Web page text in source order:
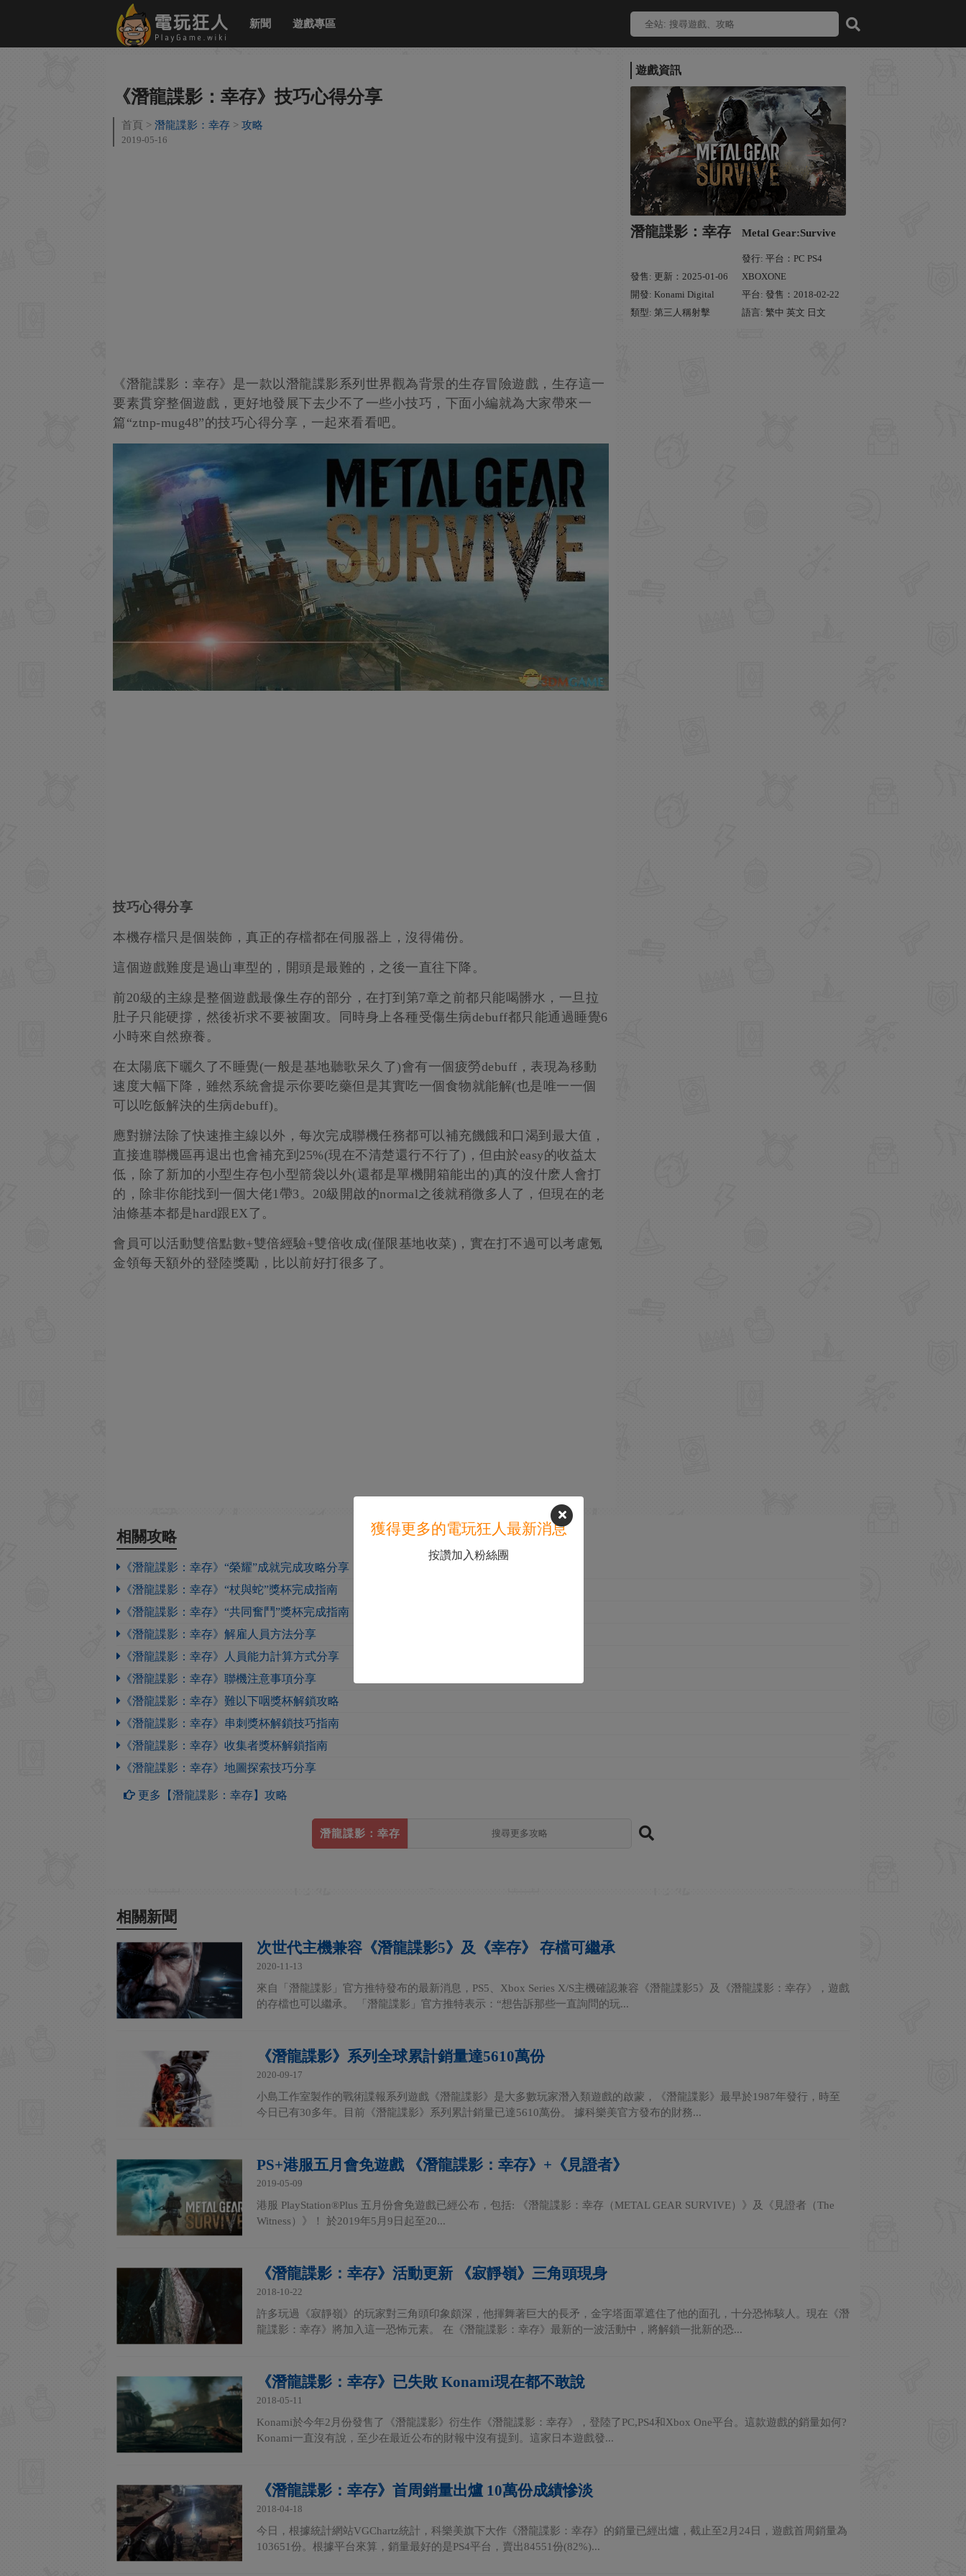
新聞 遊戲專區
遊戲資訊
潛龍諜影：幸存 Metal Gear:Survive
發售: 更新：2025-01-06
發行: 平台：PC PS4
XBOXONE
開發: Konami Digital
平台: 發售：2018-02-22
類型: 第三人稱射擊
語言: 繁中 英文 日文
《潛龍諜影：幸存》技巧心得分享
首頁 潛龍諜影：幸存 攻略
2019-05-16
《潛龍諜影：幸存》是一款以潛龍諜影系列世界觀為背景的生存冒險遊戲，生存這一
要素貫穿整個遊戲，更好地發展下去少不了一些小技巧，下面小編就為大家帶來一
篇“ztnp-mug48”的技巧心得分享，一起來看看吧。
技巧心得分享
本機存檔只是個裝飾，真正的存檔都在伺服器上，沒得備份。
這個遊戲難度是過山車型的，開頭是最難的，之後一直往下降。
前20級的主線是整個遊戲最像生存的部分，在打到第7章之前都只能喝髒水，一旦拉
肚子只能硬撐，然後祈求不要被圍攻。同時身上各種受傷生病debuff都只能通過睡覺6
小時來自然療養。
在太陽底下曬久了不睡覺(一般是基地聽歌呆久了)會有一個疲勞debuff，表現為移動
速度大幅下降，雖然系統會提示你要吃藥但是其實吃一個食物就能解(也是唯一一個
可以吃飯解決的生病debuff)。
應對辦法除了快速推主線以外，每次完成聯機任務都可以補充饑餓和口渴到最大值，
直接進聯機區再退出也會補充到25%(現在不清楚還行不行了)，但由於easy的收益太
低，除了新加的小型生存包小型箭袋以外(還都是單機開箱能出的)真的沒什麽人會打
的，除非你能找到一個大佬1帶3。20級開啟的normal之後就稍微多人了，但現在的老
油條基本都是hard跟EX了。
會員可以活動雙倍點數+雙倍經驗+雙倍收成(僅限基地收菜)，實在打不過可以考慮氪
金領每天額外的登陸獎勵，比以前好打很多了。
相關攻略
《潛龍諜影：幸存》“榮耀”成就完成攻略分享
《潛龍諜影：幸存》“杖與蛇”獎杯完成指南
《潛龍諜影：幸存》“共同奮鬥”獎杯完成指南
《潛龍諜影：幸存》解雇人員方法分享
《潛龍諜影：幸存》人員能力計算方式分享
《潛龍諜影：幸存》聯機注意事項分享
《潛龍諜影：幸存》難以下咽獎杯解鎖攻略
《潛龍諜影：幸存》串刺獎杯解鎖技巧指南
《潛龍諜影：幸存》收集者獎杯解鎖指南
《潛龍諜影：幸存》地圖探索技巧分享
更多【潛龍諜影：幸存】攻略
潛龍諜影：幸存
相關新聞
次世代主機兼容《潛龍諜影5》及《幸存》 存檔可繼承
2020-11-13
來自「潛龍諜影」官方推特發布的最新消息，PS5、Xbox Series X/S主機確認兼容《潛龍諜影5》及《潛龍諜影：幸存》，遊戲
的存檔也可以繼承。 「潛龍諜影」官方推特表示：“想告訴那些一直詢問的玩...
《潛龍諜影》系列全球累計銷量達5610萬份
2020-09-17
小島工作室製作的戰術諜報系列遊戲《潛龍諜影》是大多數玩家潛入類遊戲的啟蒙，《潛龍諜影》最早於1987年發行，時至
今日已有30多年。目前《潛龍諜影》系列累計銷量已達5610萬份。 據科樂美官方發布的財務...
PS+港服五月會免遊戲 《潛龍諜影：幸存》+《見證者》
2019-05-09
港服 PlayStation®Plus 五月份會免遊戲已經公布，包括: 《潛龍諜影：幸存（METAL GEAR SURVIVE）》及《見證者（The
Witness）》！ 於2019年5月9日起至20...
《潛龍諜影：幸存》活動更新 《寂靜嶺》三角頭現身
2018-10-22
許多玩過《寂靜嶺》的玩家對三角頭印象頗深，他揮舞著巨大的長矛，金字塔面罩遮住了他的面孔，十分恐怖駭人。現在《潛
龍諜影：幸存》將加入這一恐怖元素。 在《潛龍諜影：幸存》最新的一波活動中，將解鎖一批新的恐...
《潛龍諜影：幸存》已失敗 Konami現在都不敢說
2018-05-11
Konami於今年2月份發售了《潛龍諜影》衍生作《潛龍諜影：幸存》，登陸了PC,PS4和Xbox One平台。這款遊戲的銷量如何?
Konami一直沒有說，至少在最近公布的財報中沒有提到。這家日本遊戲發...
《潛龍諜影：幸存》首周銷量出爐 10萬份成績慘淡
2018-04-18
今日，根據統計網站VGChartz統計，科樂美旗下大作《潛龍諜影：幸存》的銷量已經出爐，截止至2月24日，遊戲首周銷量為
103651份。根據平台來算，銷量最好的是PS4平台，賣出84551份(82%)...
獲得更多的電玩狂人最新消息
按讚加入粉絲團